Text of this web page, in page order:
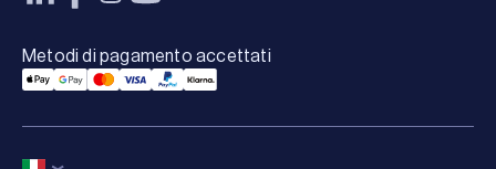
Metodi di pagamento accettati
Applepay Payment
Googlepay Payment
Mastercard Payment
Visa Payment
Paypal Payment
Klarna Payment